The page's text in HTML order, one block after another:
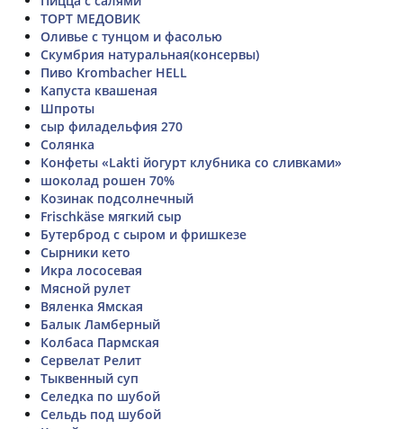
ТОРТ МЕДОВИК
Оливье с тунцом и фасолью
Скумбрия натуральная(консервы)
Пиво Krombacher HELL
Капуста квашеная
Шпроты
сыр филадельфия 270
Солянка
Конфеты «Lakti йогурт клубника со сливками»
шоколад рошен 70%
Козинак подсолнечный
Frischkäse мягкий сыр
Бутерброд с сыром и фришкезе
Сырники кето
Икра лососевая
Мясной рулет
Вяленка Ямская
Балык Ламберный
Колбаса Пармская
Сервелат Релит
Тыквенный суп
Селедка по шубой
Сельдь под шубой